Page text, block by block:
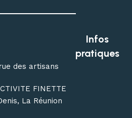
partout à La Réunion.
Infos
pratiques
des artisans
FINETTE
La Réunion